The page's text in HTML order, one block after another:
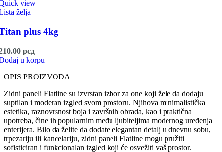
view
želja
plus 4kg
рсд
u korpu
OPIS PROIZVODA
Zidni paneli Flatline su izvrstan izbor za one koji žele da dodaju
suptilan i moderan izgled svom prostoru. Njihova minimalistička
estetika, raznovrsnost boja i završnih obrada, kao i praktična
upotreba, čine ih popularnim među ljubiteljima modernog uređenja
enterijera. Bilo da želite da dodate elegantan detalj u dnevnu sobu,
trpezariju ili kancelariju, zidni paneli Flatline mogu pružiti
sofisticiran i funkcionalan izgled koji će osvežiti vaš prostor.